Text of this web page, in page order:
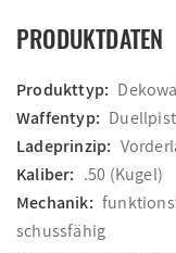
PRODUKTDATEN
Produkttyp:
Waffentyp:
Ladeprinzip:
Kaliber: .50 (Kugel)
Mechanik:
schussfähig